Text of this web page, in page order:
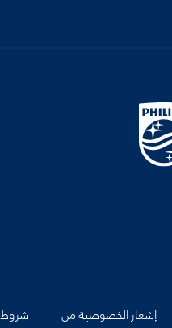
إشعار الخصوصية من شروط